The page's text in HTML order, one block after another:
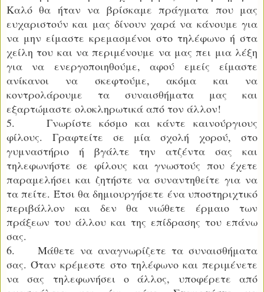
Καλό θα ήταν να βρίσκαμε πράγματα που μας
ευχαριστούν και μας δίνουν χαρά να κάνουμε για
να μην είμαστε κρεμασμένοι στο τηλέφωνο ή στα
χείλη του και να περιμένουμε να μας πει μια λέξη
για να ενεργοποιηθούμε, αφού εμείς είμαστε
ανίκανοι να σκεφτούμε, ακόμα και να
κοντρολάρουμε τα συναισθήματα μας και
εξαρτώμαστε ολοκληρωτικά από τον άλλον!
5. Γνωρίστε κόσμο και κάντε καινούργιους
φίλους. Γραφτείτε σε μία σχολή χορού, στο
γυμναστήριο ή βγάλτε την ατζέντα σας και
τηλεφωνήστε σε φίλους και γνωστούς που έχετε
παραμελήσει και ζητήστε να συναντηθείτε για να
τα πείτε. Έτσι θα δημιουργήσετε ένα υποστηριχτικό
περιβάλλον και δεν θα νιώθετε έρμαιο των
πράξεων του άλλου και της επίδρασης του επάνω
σας.
6. Μάθετε να αναγνωρίζετε τα συναισθήματα
σας. Όταν κρέμεστε στο τηλέφωνο και περιμένετε
να σας τηλεφωνήσει ο άλλος, υποφέρετε από